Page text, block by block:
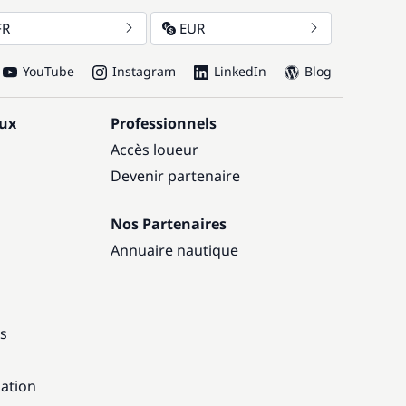
EUR
YouTube Instagram LinkedIn Blog
Professionnels
Accès loueur
Devenir partenaire
Nos Partenaires
Annuaire nautique